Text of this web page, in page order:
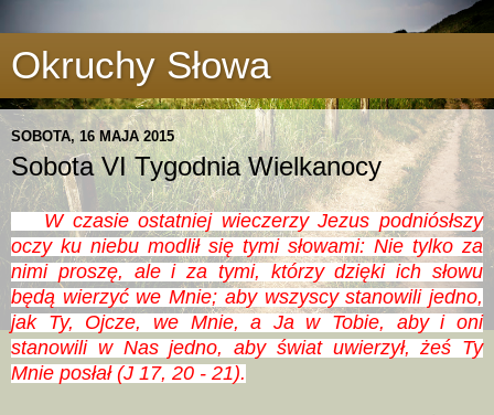
Okruchy Słowa
SOBOTA, 16 MAJA 2015
Sobota VI Tygodnia Wielkanocy
W czasie ostatniej wieczerzy Jezus podniósłszy
oczy ku niebu modlił się tymi słowami: Nie tylko za
nimi proszę, ale i za tymi, którzy dzięki ich słowu
będą wierzyć we Mnie; aby wszyscy stanowili jedno,
jak Ty, Ojcze, we Mnie, a Ja w Tobie, aby i oni
stanowili w Nas jedno, aby świat uwierzył, żeś Ty
Mnie posłał (J 17, 20 - 21).